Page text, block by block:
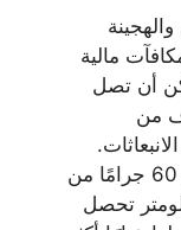
مالية
أن تصل
من
السيارات التي تنتج أقل من 60 جرامًا من
تحصل